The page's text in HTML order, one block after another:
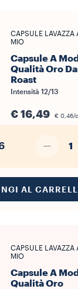
CAPSULE LAVAZZA
MIO
Capsule A
Qualità Oro
Roast
Intensità 12/13
€ 16,49 € 0,46/
1
AL
CAPSULE LAVAZZA
MIO
Capsule A
Qualità Oro